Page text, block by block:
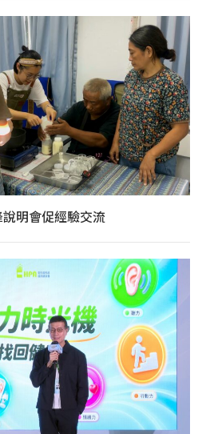
明會促經驗交流